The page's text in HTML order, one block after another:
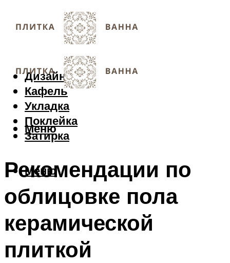
Дизайн
Кафель
Укладка
Поклейка
Затирка
Меню
Меню
Рекомендации по
облицовке пола
керамической
плиткой